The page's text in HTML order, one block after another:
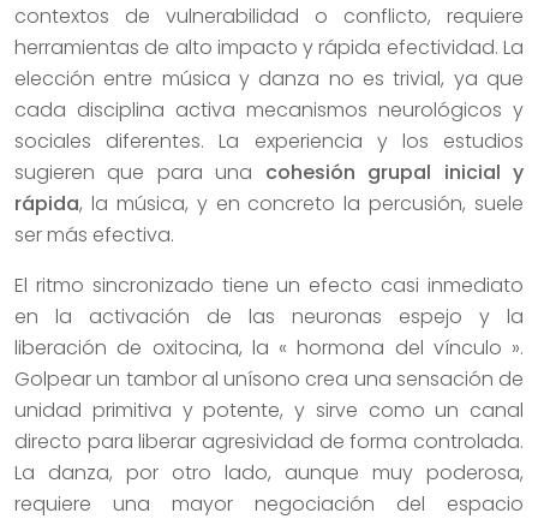
contextos de vulnerabilidad o conflicto, requiere
herramientas de alto impacto y rápida efectividad. La
elección entre música y danza no es trivial, ya que
cada disciplina activa mecanismos neurológicos y
sociales diferentes. La experiencia y los estudios
sugieren que para una cohesión grupal inicial y
rápida, la música, y en concreto la percusión, suele
ser más efectiva.
El ritmo sincronizado tiene un efecto casi inmediato
en la activación de las neuronas espejo y la
liberación de oxitocina, la « hormona del vínculo ».
Golpear un tambor al unísono crea una sensación de
unidad primitiva y potente, y sirve como un canal
directo para liberar agresividad de forma controlada.
La danza, por otro lado, aunque muy poderosa,
requiere una mayor negociación del espacio